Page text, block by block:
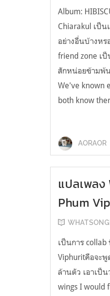
Album:
Chiarakul เป็
อย่างอื่นบ้างหร
friend zone เ
สักหน่อยข้ามพ้
We've known
both know
AORAOR
แปลเพลง
Phum
เป็นการ
Viphuritคือจะพู
ล้านตัว เอาเป็
wings I would